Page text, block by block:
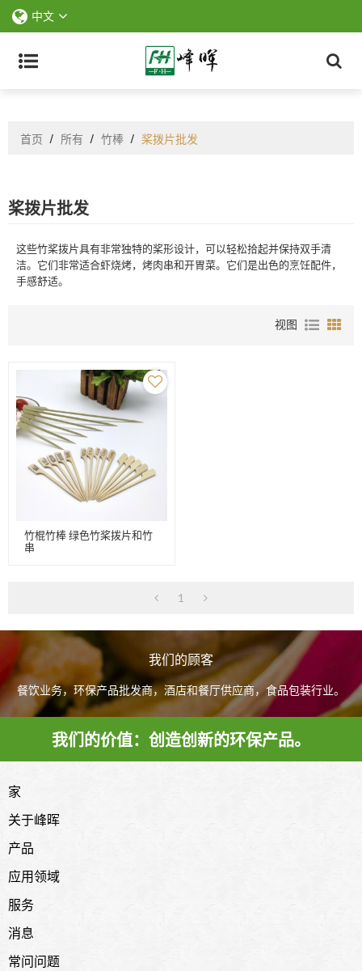
中文
首页 / 所有 / 竹棒 / 桨拨片批发
桨拨片批发
这些竹桨拨片具有非常独特的桨形设计，可以轻松拾起并保持双手清
洁。它们非常适合虾烧烤，烤肉串和开胃菜。它们是出色的烹饪配件，
手感舒适。
视图
竹棍竹棒 绿色竹桨拨片和竹
串
1
我们的顾客
餐饮业务，环保产品批发商，酒店和餐厅供应商，食品包装行业。
我们的价值：创造创新的环保产品。
家
关于峰晖
产品
应用领域
服务
消息
常问问题